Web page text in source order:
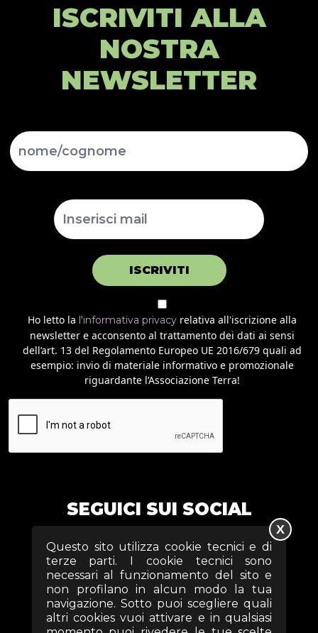
ISCRIVITI ALLA
NOSTRA
NEWSLETTER
ISCRIVITI
Ho letto la l'informativa privacy relativa all'iscrizione alla
newsletter e acconsento al trattamento dei dati ai sensi
dell’art. 13 del Regolamento Europeo UE 2016/679 quali ad
esempio: invio di materiale informativo e promozionale
riguardante l’Associazione Terra!
SEGUICI SUI SOCIAL
Questo sito utilizza cookie tecnici e di
terze parti. I cookie tecnici sono
necessari al funzionamento del sito e
non profilano in alcun modo la tua
navigazione. Sotto puoi scegliere quali
altri cookies vuoi attivare e in qualsiasi
X